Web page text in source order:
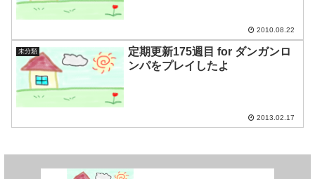
2010.08.22
未分類
定期更新175週目 for ダンガンロ
ンパをプレイしたよ
2013.02.17